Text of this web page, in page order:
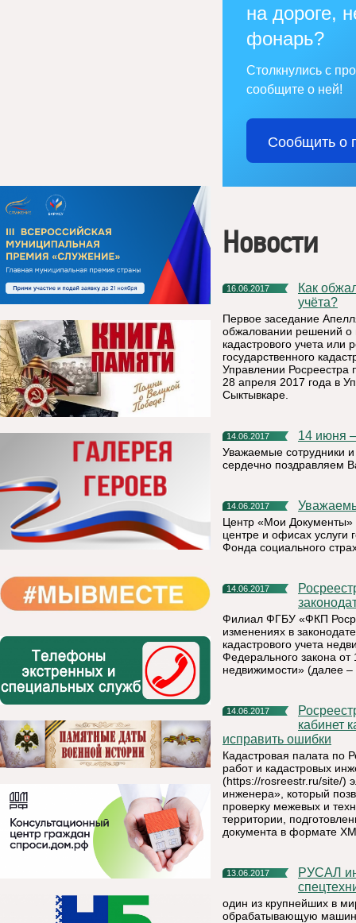
на дороге,
фонарь?
Столкнулись с
сообщите о ней!
Сообщить о
Новости
16.06.2017
Как обжаловать решение о приостановлении кадастрового
учёта?
Первое заседание
обжаловании решений о
кадастрового учета
государственного
Управлении Росреестра
28 апреля 2017 года в
Сыктывкаре.
14.06.2017 14 июня
Уважаемые сотрудники
сердечно поздравляем
14.06.2017
Центр «Мои Документы»
центре и офисах услуги
Фонда социального
14.06.2017
Росреестр информирует о некоторых изменениях в
Филиал ФГБУ «ФКП
изменениях в
кадастрового учета
Федерального закона
недвижимости» (далее –
14.06.2017
Росреестр информирует: с помощью сервиса «Личный
кабинет
исправить ошибки
Кадастровая палата по
работ и кадастровых
(https://rosreestr.ru/site/)
инженера», который
проверку межевых и
территории,
документа в формате
13.06.2017
РУСАЛ инвестировал более $1,5 млн в собственный выпуск
один из крупнейших в
обрабатывающую